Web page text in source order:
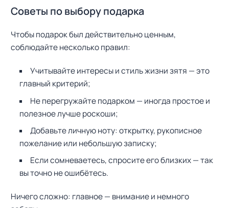
Советы по выбору подарка
Чтобы подарок был действительно ценным,
соблюдайте несколько правил:
Учитывайте интересы и стиль жизни зятя — это
главный критерий;
Не перегружайте подарком — иногда простое и
полезное лучше роскоши;
Добавьте личную ноту: открытку, рукописное
пожелание или небольшую записку;
Если сомневаетесь, спросите его близких — так
вы точно не ошибётесь.
Ничего сложно: главное — внимание и немного
и